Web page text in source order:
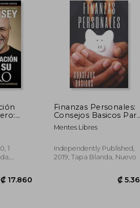
1
Finanzas Personales:
Consejos Basicos Para
Ordenar tus Finanzas
Mentes Libres
Independently Published,
2019, Tapa Blanda, Nuevo